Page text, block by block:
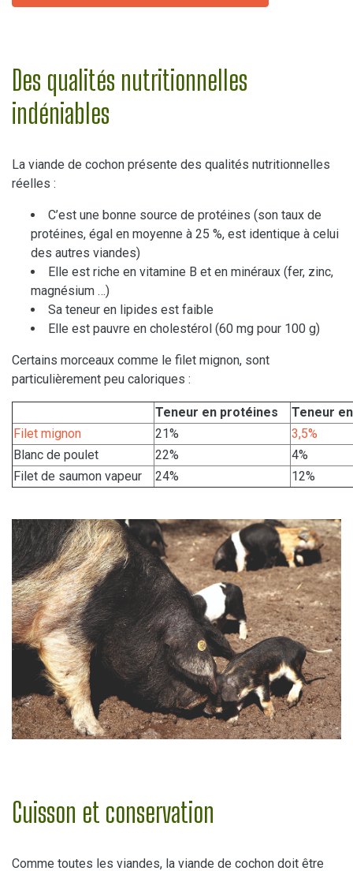
Des qualités nutritionnelles
indéniables
La viande de cochon présente des qualités nutritionnelles
réelles :
C’est une bonne source de protéines (son taux de
protéines, égal en moyenne à 25 %, est identique à celui
des autres viandes)
Elle est riche en vitamine B et en minéraux (fer, zinc,
magnésium …)
Sa teneur en lipides est faible
Elle est pauvre en cholestérol (60 mg pour 100 g)
Certains morceaux comme le filet mignon, sont
particulièrement peu caloriques :
Teneur en protéines
Teneur
Filet mignon
21%
3,5%
Blanc de poulet
22%
4%
Filet de saumon vapeur
24% 12%
Cuisson et conservation
Comme toutes les viandes, la viande de cochon doit être